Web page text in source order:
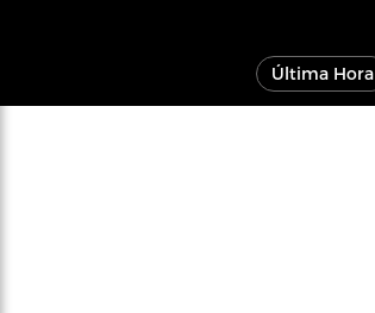
Última Hora